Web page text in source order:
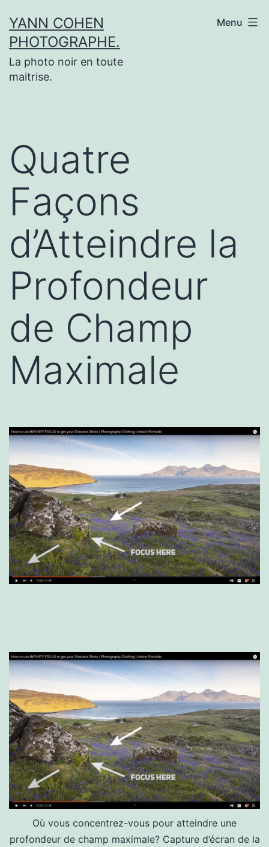
au
contenu
YANN COHEN
PHOTOGRAPHE.
La photo noir en toute
maitrise.
Menu
Quatre
Façons
d’Atteindre la
Profondeur
de Champ
Maximale
Où vous concentrez-vous pour atteindre une
profondeur de champ maximale? Capture d’écran de la